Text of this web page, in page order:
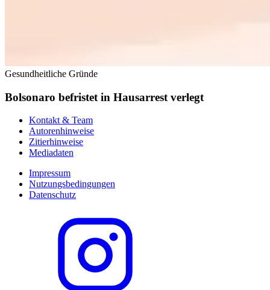
Gesundheitliche Gründe
Bolsonaro befristet in Hausarrest verlegt
Kontakt & Team
Autorenhinweise
Zitierhinweise
Mediadaten
Impressum
Nutzungsbedingungen
Datenschutz